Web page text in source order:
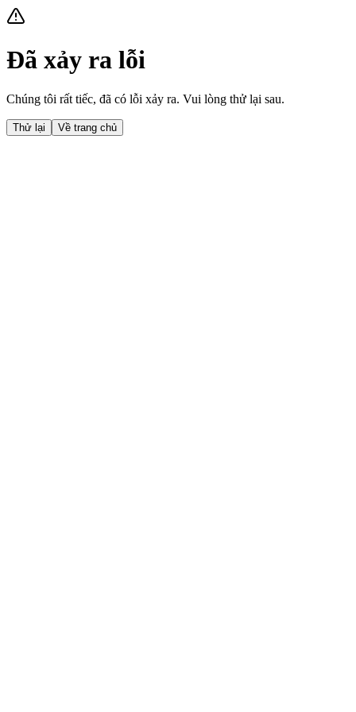
Đã xảy ra lỗi
Chúng tôi rất tiếc, đã có lỗi xảy ra. Vui lòng thử lại sau.
Thử lại Về trang chủ